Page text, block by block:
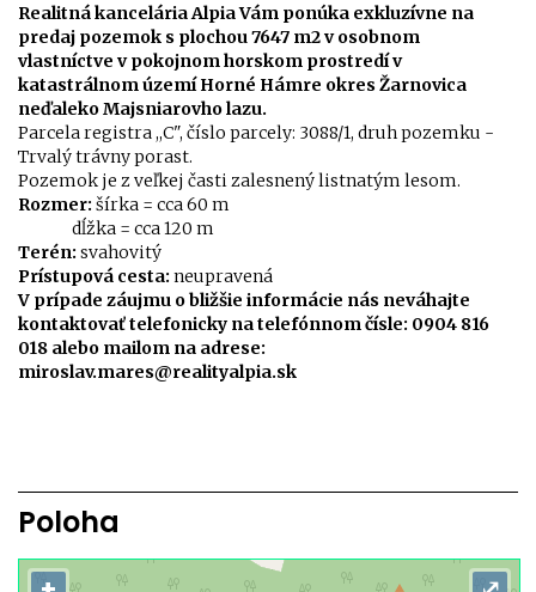
Realitná kancelária Alpia Vám ponúka exkluzívne na
predaj pozemok s plochou 7647 m2 v osobnom
vlastníctve v pokojnom horskom prostredí v
katastrálnom území Horné Hámre okres Žarnovica
neďaleko Majsniarovho lazu.
Parcela registra ,,C", číslo parcely: 3088/1, druh pozemku -
Trvalý trávny porast.
Pozemok je z veľkej časti zalesnený listnatým lesom.
Rozmer: šírka = cca 60 m
dĺžka = cca 120 m
Terén: svahovitý
Prístupová cesta: neupravená
V prípade záujmu o bližšie informácie nás neváhajte
kontaktovať telefonicky na telefónnom čísle: 0904 816
018 alebo mailom na adrese:
miroslav.mares@realityalpia.sk
Poloha